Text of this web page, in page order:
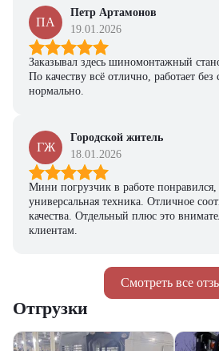
Смотреть все
ПА
Петр Артамонов
19.01.2026
Заказывал здесь шиномонтажный
По качеству всё отлично, работает
нормально.
ГЖ
Городской житель
18.01.2026
Мини погрузчик в работе
универсальная техника. Отличное
качества. Отдельный плюс это
клиентам.
Отгрузки